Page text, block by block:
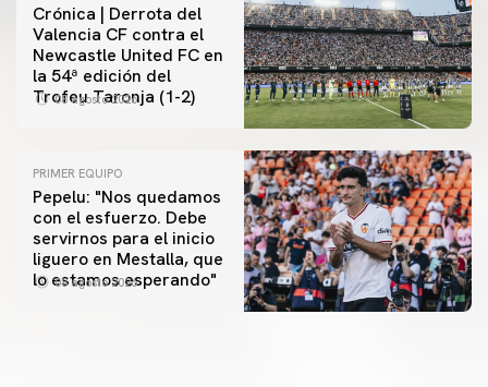
Crónica | Derrota del
Valencia CF contra el
Newcastle United FC en
la 54ª edición del
Trofeu Taronja (1-2)
08 agosto 2026
PRIMER EQUIPO
Pepelu: "Nos quedamos
con el esfuerzo. Debe
servirnos para el inicio
liguero en Mestalla, que
lo estamos esperando"
08 agosto 2026
PRIMER EQUIPO
Las fotos del Valencia CF-Newcastle United FC